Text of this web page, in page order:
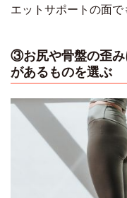
エットサポートの面で
③お尻や骨盤の歪み
があるものを選ぶ